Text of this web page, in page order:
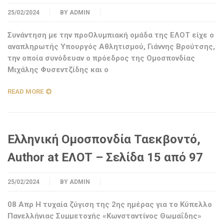
25/02/2024 BY ADMIN
Συνάντηση με την προΟλυμπιακή ομάδα της ΕΛΟΤ είχε ο
αναπληρωτής Υπουργός Αθλητισμού, Γιάννης Βρούτσης,
την οποία συνόδευαν ο πρόεδρος της Ομοσπονδίας
Μιχάλης Φυσεντζίδης και ο
READ MORE
Ελληνική Ομοσπονδία Ταεκβοντό,
Author at ΕΛΟΤ – Σελίδα 15 από 97
25/02/2024 BY ADMIN
08 Απρ Η τυχαία ζύγιση της 2ης ημέρας για το Κύπελλο
Πανελλήνιας Συμμετοχής «Κωνσταντίνος Θωμαΐδης»